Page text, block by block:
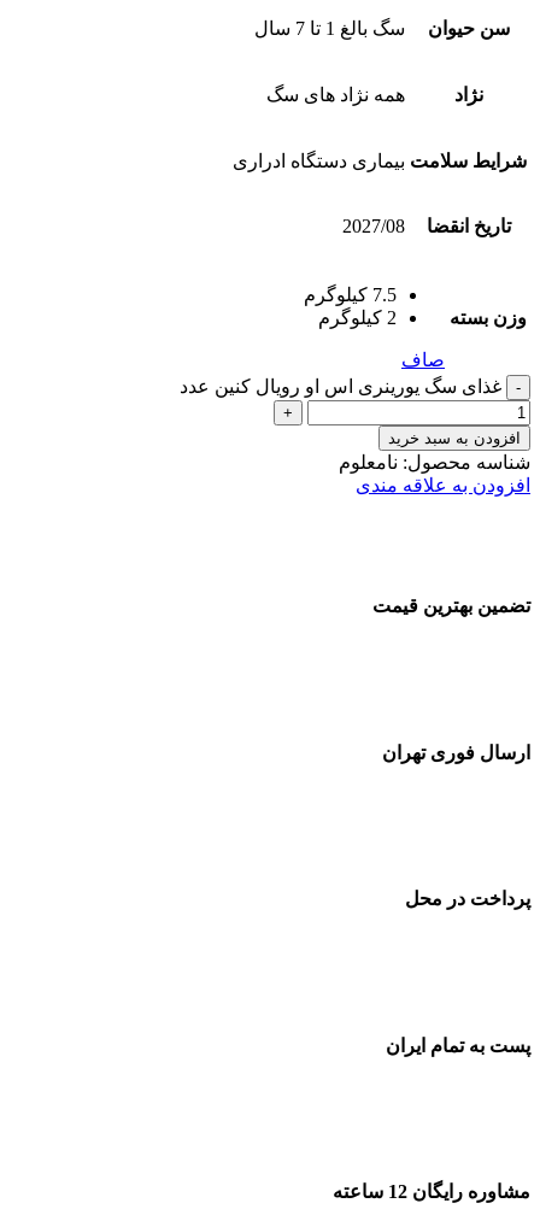
سن حیوان سگ بالغ 1 تا 7 سال
نژاد همه نژاد های سگ
شرایط سلامت بیماری دستگاه ادراری
تاریخ انقضا 2027/08
وزن بسته
7.5 کیلوگرم
2 کیلوگرم
صاف
غذای سگ یورینری اس او رویال کنین عدد
افزودن به سبد خرید
شناسه محصول: نامعلوم
افزودن به علاقه مندی
تضمین بهترین قیمت
ارسال فوری تهران
پرداخت در محل
پست به تمام ایران
مشاوره رایگان 12 ساعته